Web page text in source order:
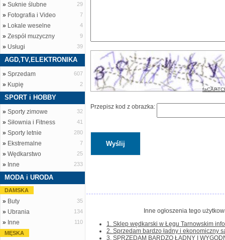
» Suknie ślubne 29
» Fotografia i Video 7
» Lokale weselne 4
» Zespół muzyczny 9
» Usługi 39
AGD,TV,ELEKTRONIKA
» Sprzedam 607
» Kupię 2
SPORT i HOBBY
» Sporty zimowe 32
» Siłownia i Fitness 41
» Sporty letnie 280
» Ekstremalne 7
» Wędkarstwo 25
» Inne 233
MODA i URODA
DAMSKA
» Buty 35
» Ubrania 134
» Inne
110
MĘSKA
Przepisz kod z obrazka:
Inne ogłoszenia tego
1. Sklep wędkarski w Łęgu Tarnowskim
2. Sprzedam bardzo ładny i ekonomiczny
3. SPRZEDAM BARDZO ŁADNY I